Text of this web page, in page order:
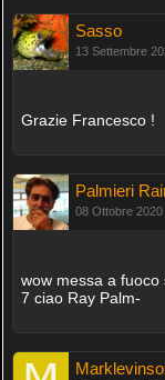
Sasso
13 Settembre
Grazie Francesco !
Palmieri
08 Ottobre
wow messa a fuoco
7 ciao Ray Palm-